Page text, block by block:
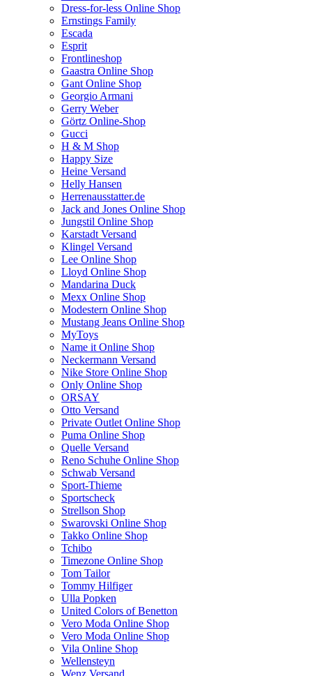
Dress-for-less Online Shop
Ernstings Family
Escada
Esprit
Frontlineshop
Gaastra Online Shop
Gant Online Shop
Georgio Armani
Gerry Weber
Görtz Online-Shop
Gucci
H & M Shop
Happy Size
Heine Versand
Helly Hansen
Herrenausstatter.de
Jack and Jones Online Shop
Jungstil Online Shop
Karstadt Versand
Klingel Versand
Lee Online Shop
Lloyd Online Shop
Mandarina Duck
Mexx Online Shop
Modestern Online Shop
Mustang Jeans Online Shop
MyToys
Name it Online Shop
Neckermann Versand
Nike Store Online Shop
Only Online Shop
ORSAY
Otto Versand
Private Outlet Online Shop
Puma Online Shop
Quelle Versand
Reno Schuhe Online Shop
Schwab Versand
Sport-Thieme
Sportscheck
Strellson Shop
Swarovski Online Shop
Takko Online Shop
Tchibo
Timezone Online Shop
Tom Tailor
Tommy Hilfiger
Ulla Popken
United Colors of Benetton
Vero Moda Online Shop
Vero Moda Online Shop
Vila Online Shop
Wellensteyn
Wenz Versand